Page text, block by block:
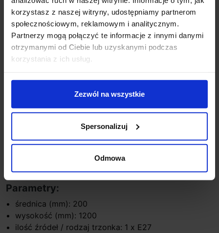
korzystasz z naszej witryny, udostępniamy partnerom
społecznościowym, reklamowym i analitycznym.
Partnerzy mogą połączyć te informacje z innymi danymi
otrzymanymi od Ciebie lub uzyskanymi podczas
korzystania z ich usług.
Zezwól na wszystkie
Spersonalizuj
Odmowa
email sklep@salonled.pl
Metody płatności
Zapytaj o produkt
Parametry:
średnica (mm): 200
wysokość (mm): 1200
ilość źródeł / rodzaj trzonka: 1 x E27